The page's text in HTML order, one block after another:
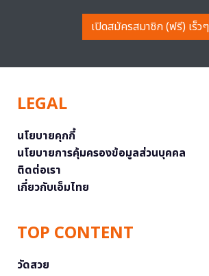
เปิดสมัครสมาชิก (ฟรี) เร็ว
LEGAL
นโยบายคุกกี้
นโยบายการคุ้มครองข้อมูลส่วนบุคคล
ติดต่อเรา
เกี่ยวกับเอ็มไทย
TOP CONTENT
วัดสวย